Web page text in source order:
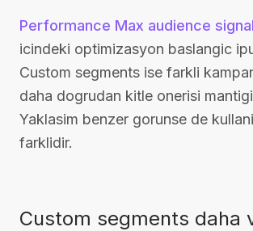
Performance Max audience
icindeki optimizasyon baslangic
Custom segments ise farkli
daha dogrudan kitle onerisi
Yaklasim benzer gorunse de
farklidir.
Custom segments daha